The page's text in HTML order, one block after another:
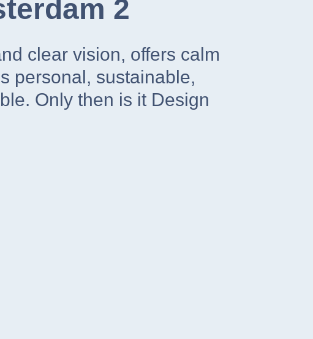
2
clear vision, offers calm
personal, sustainable,
Only then is it Design